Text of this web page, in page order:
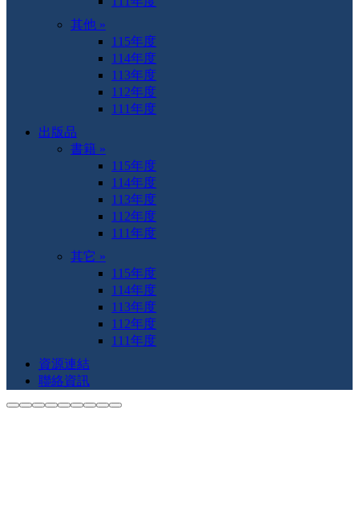
其他 »
115年度
114年度
113年度
112年度
111年度
出版品
書籍 »
115年度
114年度
113年度
112年度
111年度
其它 »
115年度
114年度
113年度
112年度
111年度
資源連結
聯絡資訊